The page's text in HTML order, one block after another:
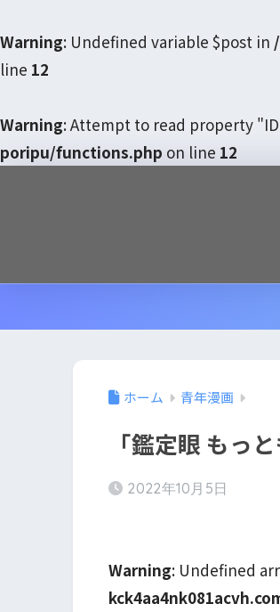
Warning: Undefined variable $post in
line 12
Warning: Attempt to read property
poripu/functions.php on line 12
ホーム 青年漫画
「鑑定眼 もっ
2022年10月5日
Warning: Undefined